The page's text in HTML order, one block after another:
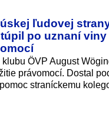
ľudovej
po uznaní viny
ÖVP August
právomocí. Dostal
straníckemu